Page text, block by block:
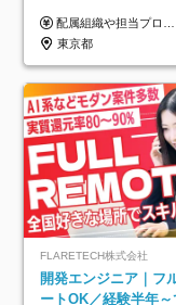
配属組織や担当プロジェクトにより異なります。 ▼参考情報 ----------------------- 年俸650万～（1/12を月々支給） ※経験、能力を考慮の上、当社規定により優遇いたします。 ※時間外、休日出勤、深夜手当に対する賃金も基本年俸に含みます。
東京都
FLARETECH株式会社
開発エンジニア｜フ
ートOK／経験半年